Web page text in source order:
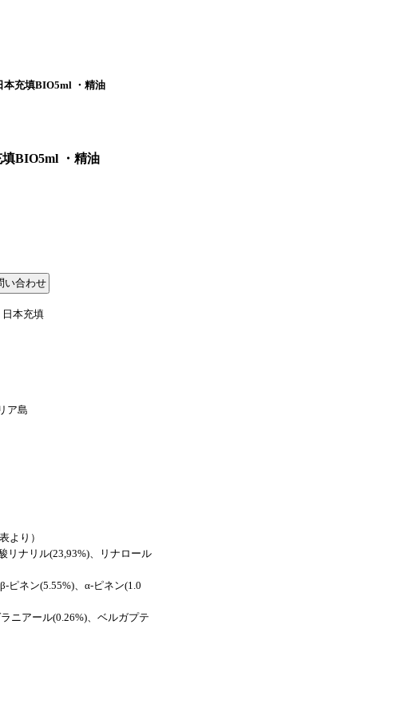
本充填BIO5ml ・精油
BIO5ml ・精油
本充填
ア島
より）
リナリル(23,93%)、リナロール
ピネン(5.55%)、α-ピネン(1.0
ニアール(0.26%)、ベルガプテ